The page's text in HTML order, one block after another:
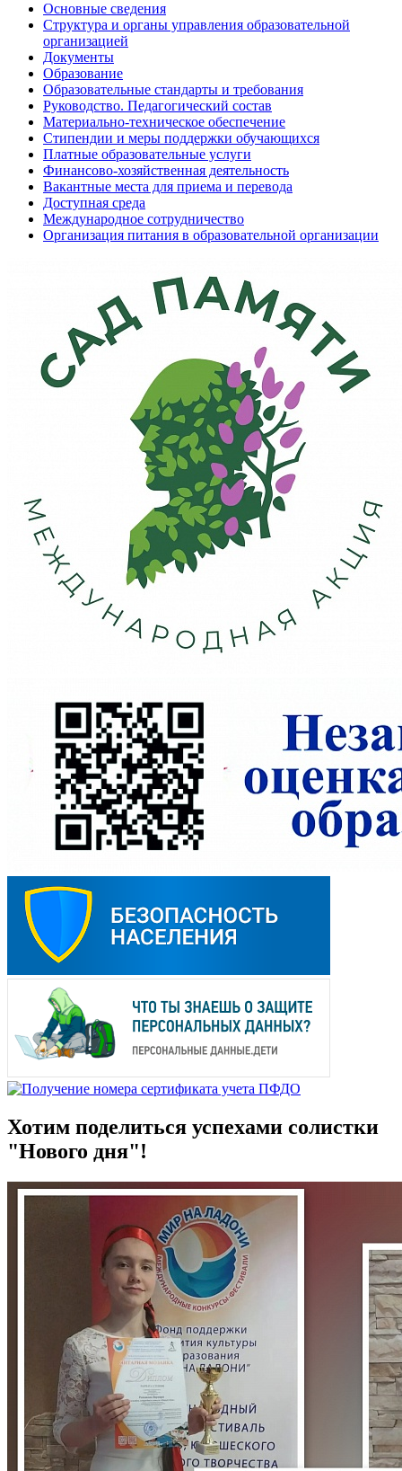
Основные сведения
Структура и органы управления образовательной
организацией
Документы
Образование
Образовательные стандарты и требования
Руководство. Педагогический состав
Материально-техническое обеспечение
Стипендии и меры поддержки обучающихся
Платные образовательные услуги
Финансово-хозяйственная деятельность
Вакантные места для приема и перевода
Доступная среда
Международное сотрудничество
Организация питания в образовательной организации
Хотим поделиться успехами солистки
"Нового дня"!